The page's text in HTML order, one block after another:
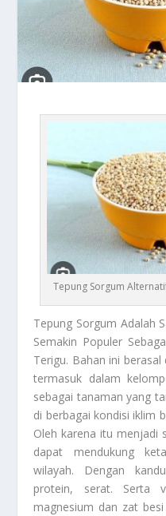
Tepung Sorgum
Tepung Sorgum Adalah
Semakin Populer
Terigu. Bahan ini
termasuk dalam
sebagai tanaman yang
di berbagai kondisi iklim
Oleh karena itu menjadi
dapat mendukung
wilayah. Dengan
protein, serat. Serta
magnesium dan zat